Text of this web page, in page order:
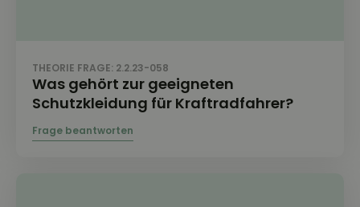
THEORIE FRAGE: 2.2.23-058
Was gehört zur geeigneten
Schutzkleidung für Kraftradfahrer?